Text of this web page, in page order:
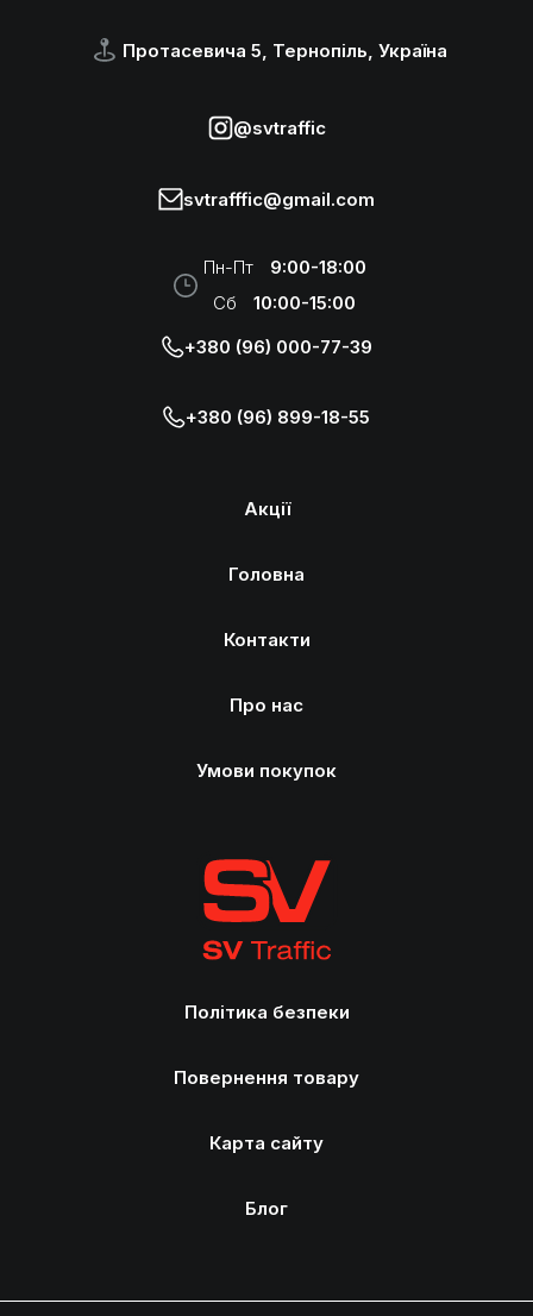
Політика безпеки
Повернення товару
Карта сайту
Блог
Акції
Головна
Контакти
Про нас
Умови покупок
Протасевича 5, Тернопіль, Україна
@svtraffic
svtrafffic@gmail.com
Пн-Пт
9:00-18:00
Сб
10:00-15:00
+380 (96) 000-77-39
+380 (96) 899-18-55